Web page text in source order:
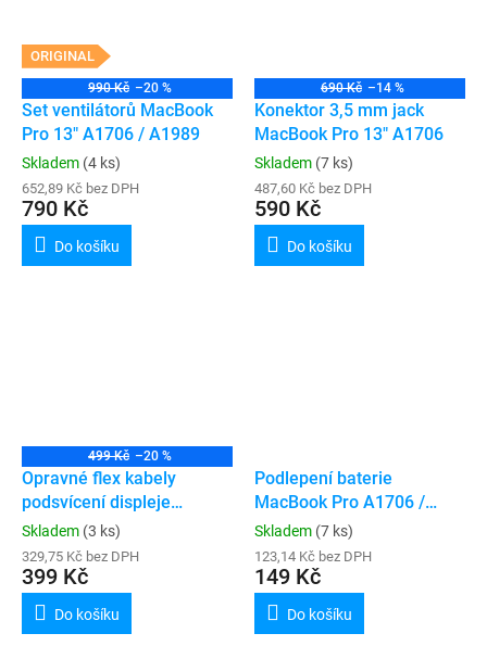
ORIGINAL
990 Kč –20 %
Set ventilátorů MacBook
Pro 13" A1706 / A1989
Skladem (4 ks)
652,89 Kč bez DPH
790 Kč
Do košíku
690 Kč –14 %
Konektor 3,5 mm jack
MacBook Pro 13" A1706
Skladem (7 ks)
487,60 Kč bez DPH
590 Kč
Do košíku
499 Kč –20 %
Opravné flex kabely
podsvícení displeje
MacBook Pro A1706 /
A1707 / A1708 / A1989 /
A1990 / A2251 / A2289
Skladem (3 ks)
329,75 Kč bez DPH
399 Kč
Do košíku
Podlepení baterie
MacBook Pro A1706 /
A1989
Skladem (7 ks)
123,14 Kč bez DPH
149 Kč
Do košíku